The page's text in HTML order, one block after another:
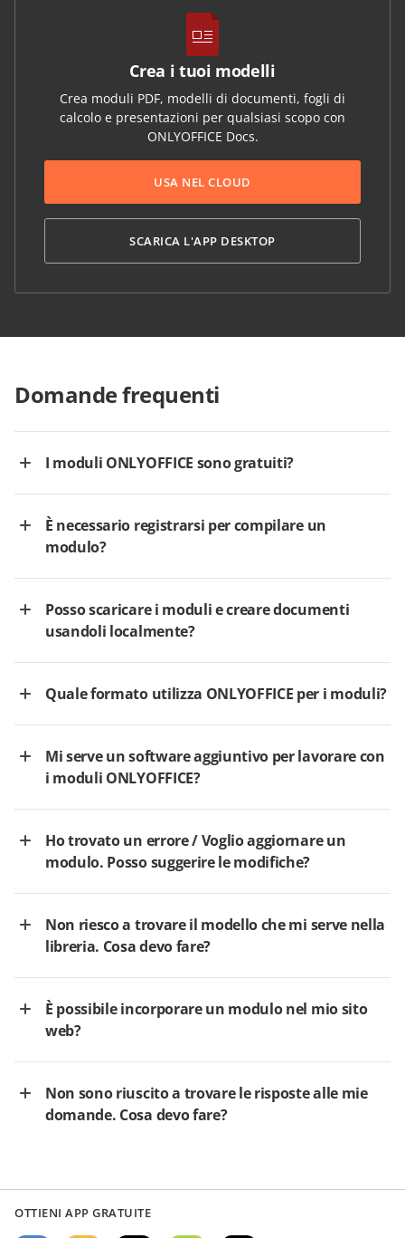
Crea i tuoi modelli
Crea moduli PDF, modelli di documenti, fogli di
calcolo e presentazioni per qualsiasi scopo con
ONLYOFFICE Docs.
USA NEL CLOUD
SCARICA L'APP DESKTOP
Domande frequenti
I moduli ONLYOFFICE sono gratuiti?
È necessario registrarsi per compilare un
modulo?
Posso scaricare i moduli e creare documenti
usandoli localmente?
Quale formato utilizza ONLYOFFICE per i moduli?
Mi serve un software aggiuntivo per lavorare con
i moduli ONLYOFFICE?
Ho trovato un errore / Voglio aggiornare un
modulo. Posso suggerire le modifiche?
Non riesco a trovare il modello che mi serve nella
libreria. Cosa devo fare?
È possibile incorporare un modulo nel mio sito
web?
Non sono riuscito a trovare le risposte alle mie
domande. Cosa devo fare?
OTTIENI APP GRATUITE